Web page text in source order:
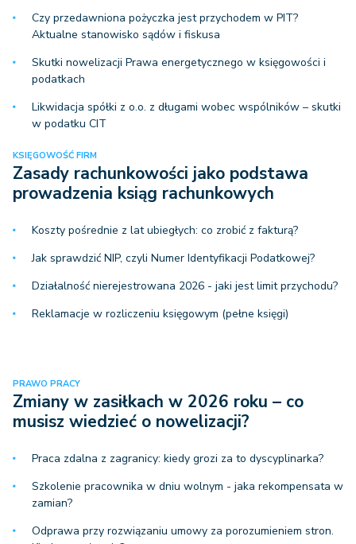
Czy przedawniona pożyczka jest przychodem w PIT?
Aktualne stanowisko sądów i fiskusa
Skutki nowelizacji Prawa energetycznego w księgowości i
podatkach
Likwidacja spółki z o.o. z długami wobec wspólników – skutki
w podatku CIT
KSIĘGOWOŚĆ FIRM
Zasady rachunkowości jako podstawa
prowadzenia ksiąg rachunkowych
Koszty pośrednie z lat ubiegłych: co zrobić z fakturą?
Jak sprawdzić NIP, czyli Numer Identyfikacji Podatkowej?
Działalność nierejestrowana 2026 - jaki jest limit przychodu?
Reklamacje w rozliczeniu księgowym (pełne księgi)
PRAWO PRACY
Zmiany w zasiłkach w 2026 roku – co
musisz wiedzieć o nowelizacji?
Praca zdalna z zagranicy: kiedy grozi za to dyscyplinarka?
Szkolenie pracownika w dniu wolnym - jaka rekompensata w
zamian?
Odprawa przy rozwiązaniu umowy za porozumieniem stron.